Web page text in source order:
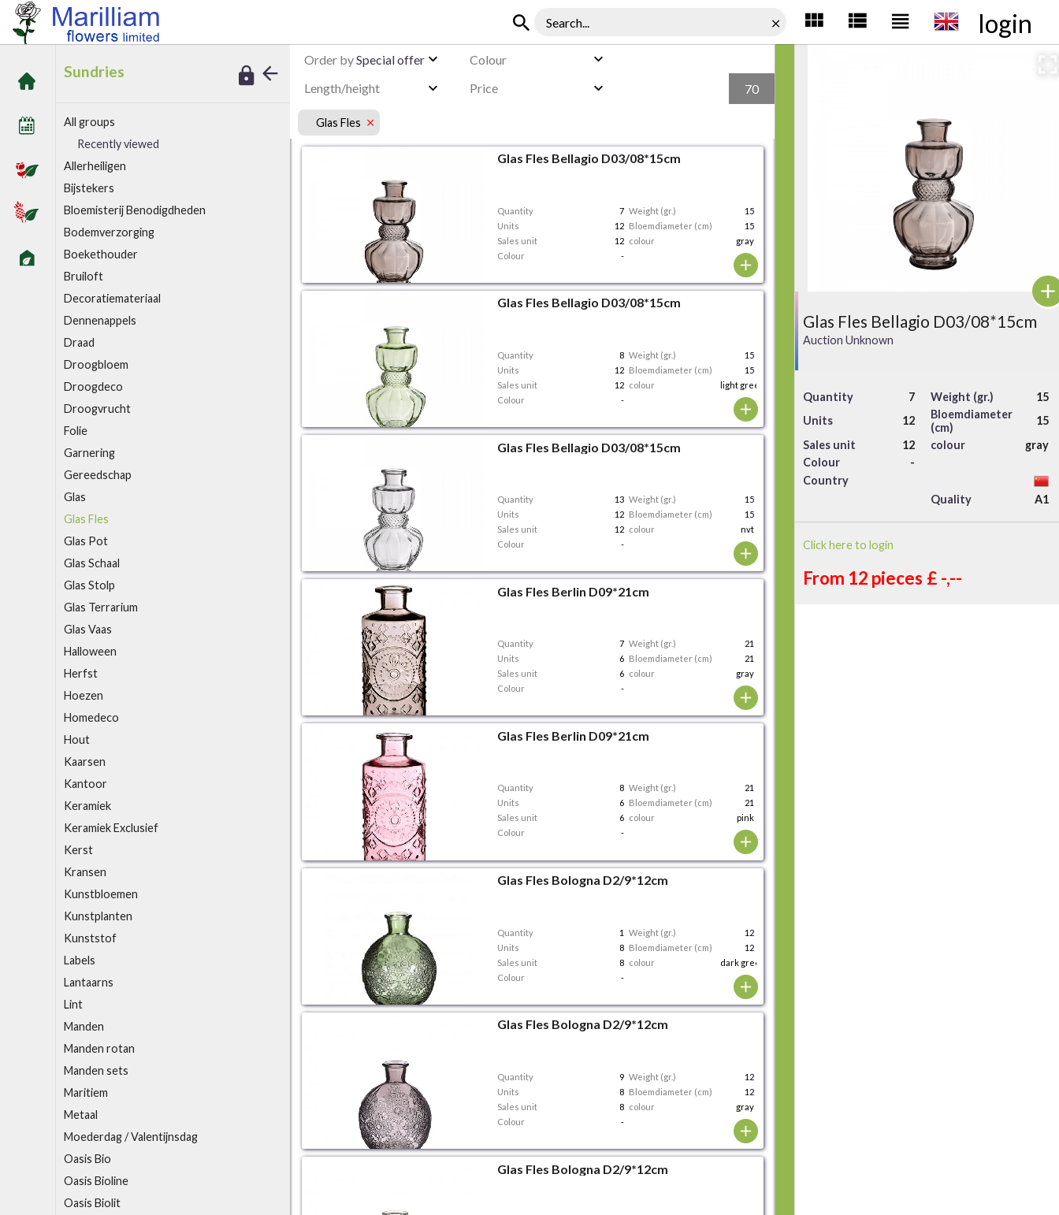
login
Sundries
All groups
Recently viewed
Allerheiligen
Bijstekers
Bloemisterij Benodigdheden
Bodemverzorging
Boekethouder
Bruiloft
Decoratiemateriaal
Dennenappels
Draad
Droogbloem
Droogdeco
Droogvrucht
Folie
Garnering
Gereedschap
Glas
Glas Fles
Glas Pot
Glas Schaal
Glas Stolp
Glas Terrarium
Glas Vaas
Halloween
Herfst
Hoezen
Homedeco
Hout
Kaarsen
Kantoor
Keramiek
Keramiek Exclusief
Kerst
Kransen
Kunstbloemen
Kunstplanten
Kunststof
Labels
Lantaarns
Lint
Manden
Manden rotan
Manden sets
Maritiem
Metaal
Moederdag / Valentijnsdag
Oasis Bio
Oasis Bioline
Oasis Biolit
Glas Fles Bellagio D03/08*15cm
Auction Unknown
Quantity 7 Weight (gr.)
15
Units
12
Bloemdiameter
(cm)
15
Sales unit
12 colour
gray
Colour
-
Country
Quality
A1
Click here to login
From 12 pieces £ -,--
Order bySpecial offer
Colour
Length/height
Price 70
Glas Fles
Glas Fles Bellagio D03/08*15cm
Quantity 7 Weight (gr.)
15
Units
12 Bloemdiameter (cm)
15
Sales unit
12 colour
gray
Colour
-
Glas Fles Bellagio D03/08*15cm
Quantity 8 Weight (gr.)
15
Units
12 Bloemdiameter (cm)
15
Sales unit
12 colour
light green
Colour
-
Glas Fles Bellagio D03/08*15cm
Quantity 13 Weight (gr.)
15
Units
12 Bloemdiameter (cm)
15
Sales unit
12 colour
nvt
Colour
-
Glas Fles Berlin D09*21cm
Quantity 7 Weight (gr.)
21
Units
6 Bloemdiameter (cm)
21
Sales unit
6 colour
gray
Colour
-
Glas Fles Berlin D09*21cm
Quantity 8 Weight (gr.)
21
Units
6 Bloemdiameter (cm)
21
Sales unit
6 colour
pink
Colour
-
Glas Fles Bologna D2/9*12cm
Quantity 1 Weight (gr.)
12
Units
8 Bloemdiameter (cm)
12
Sales unit
8 colour
dark green
Colour
-
Glas Fles Bologna D2/9*12cm
Quantity 9 Weight (gr.)
12
Units
8 Bloemdiameter (cm)
12
Sales unit
8 colour
gray
Colour
-
Glas Fles Bologna D2/9*12cm